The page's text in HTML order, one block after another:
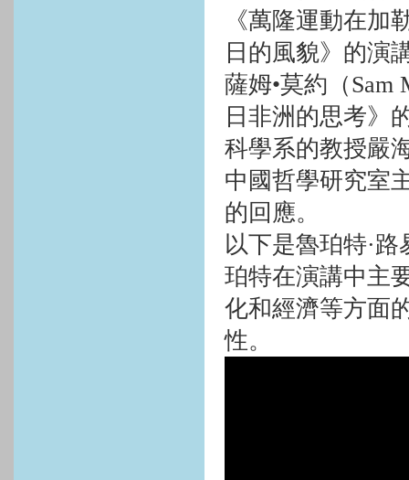
《萬隆運動在加
日的風貌》的演
薩姆•莫約（Sam
日非洲的思考》
科學系的教授嚴
中國哲學研究室
的回應。
以下是魯珀特·路
珀特在演講中主
化和經濟等方面
性。